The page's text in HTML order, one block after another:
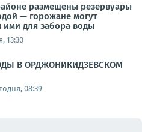
размещены резервуары
— горожане могут
ими для забора воды
13:30
В ОРДЖОНИКИДЗЕВСКОМ
08:39